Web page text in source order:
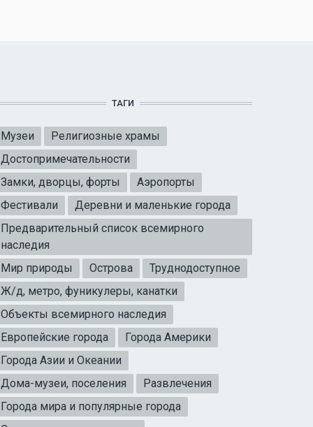
ТАГИ
Музеи
Религиозные храмы
Достопримечательности
Замки, дворцы, форты
Аэропорты
Фестивали
Деревни и маленькие города
Предварительный список всемирного
наследия
Мир природы
Острова
Труднодоступное
Ж/д, метро, фуникулеры, канатки
Объекты всемирного наследия
Европейские города
Города Америки
Города Азии и Океании
Дома-музеи, поселения
Развлечения
Города мира и популярные города